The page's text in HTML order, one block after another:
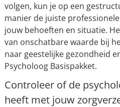
volgen, kun je op een
manier de juiste
jouw behoeften en situatie.
van onschatbare waarde bij
naar geestelijke gezondheid
Psycholoog Basispakket.
Controleer of de
heeft met jouw